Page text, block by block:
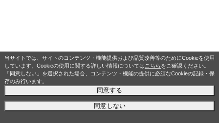
当サイトでは、サイトのコンテンツ・機能提供および品質改善等のためにCookieを使用
しています。Cookieの使用に関する詳しい情報については こちらをご確認ください。
「同意しない」を選択された場合、コンテンツ・機能の提供に必須なCookieの記録・保
存のみ行います。
同意する
同意しない